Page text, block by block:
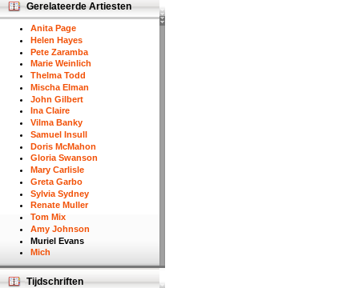
Gerelateerde Artiesten
Anita Page
Helen Hayes
Pete Zaramba
Marie Weinlich
Thelma Todd
Mischa Elman
John Gilbert
Ina Claire
Vilma Banky
Samuel Insull
Doris McMahon
Gloria Swanson
Mary Carlisle
Greta Garbo
Sylvia Sydney
Renate Muller
Tom Mix
Amy Johnson
Muriel Evans
Mich
Tijdschriften